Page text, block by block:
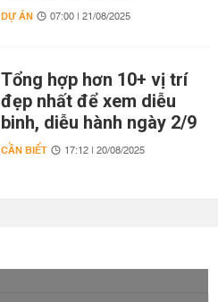
DỰ ÁN 07:00 | 21/08/2025
Tổng hợp hơn 10+ vị trí
đẹp nhất để xem diễu
binh, diễu hành ngày 2/9
CẦN BIẾT 17:12 | 20/08/2025